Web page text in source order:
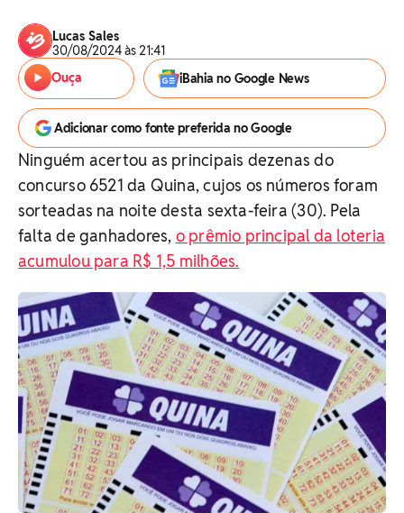
Lucas Sales
30/08/2024 às 21:41
Ouça
iBahia no Google News
Adicionar como fonte preferida no Google
Ninguém acertou as principais dezenas do
concurso 6521 da Quina, cujos os números foram
sorteadas na noite desta sexta-feira (30). Pela
falta de ganhadores, o prêmio principal da loteria
acumulou para R$ 1,5 milhões.